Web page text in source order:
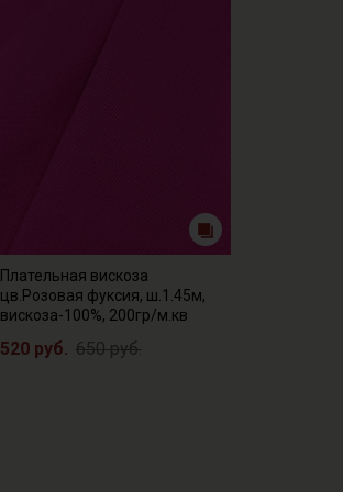
Плательная вискоза
цв.Розовая фуксия, ш.1.45м,
вискоза-100%, 200гр/м.кв
520 руб. 650 руб.